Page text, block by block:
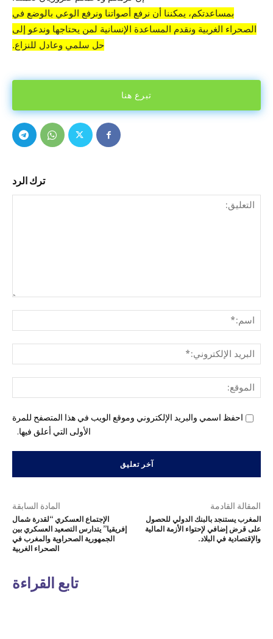
بمساعدتكم، يمكننا أن نرفع أصواتنا ونرفع الوعي بالوضع في
الصحراء الغربية ونقدم المساعدة الإنسانية لمن يحتاجها وندعو إلى
حل سلمي وعادل للنزاع.
تبرع هنا
ترك الرد
احفظ اسمي والبريد الإلكتروني وموقع الويب في هذا المتصفح للمرة
الأولى التي أعلق فيها.
المادة السابقة
الإجتماع العسكري “لقدرة شمال
إفريقيا” يتدارس التصعيد العسكري بين
الجمهورية الصحراوية والمغرب في
الصحراء الغربية
المقالة القادمة
المغرب يستنجد بالبنك الدولي للحصول
على قرض إضافي لإحتواء الأزمة المالية
والإقتصادية في البلاد.
تابع القراءة